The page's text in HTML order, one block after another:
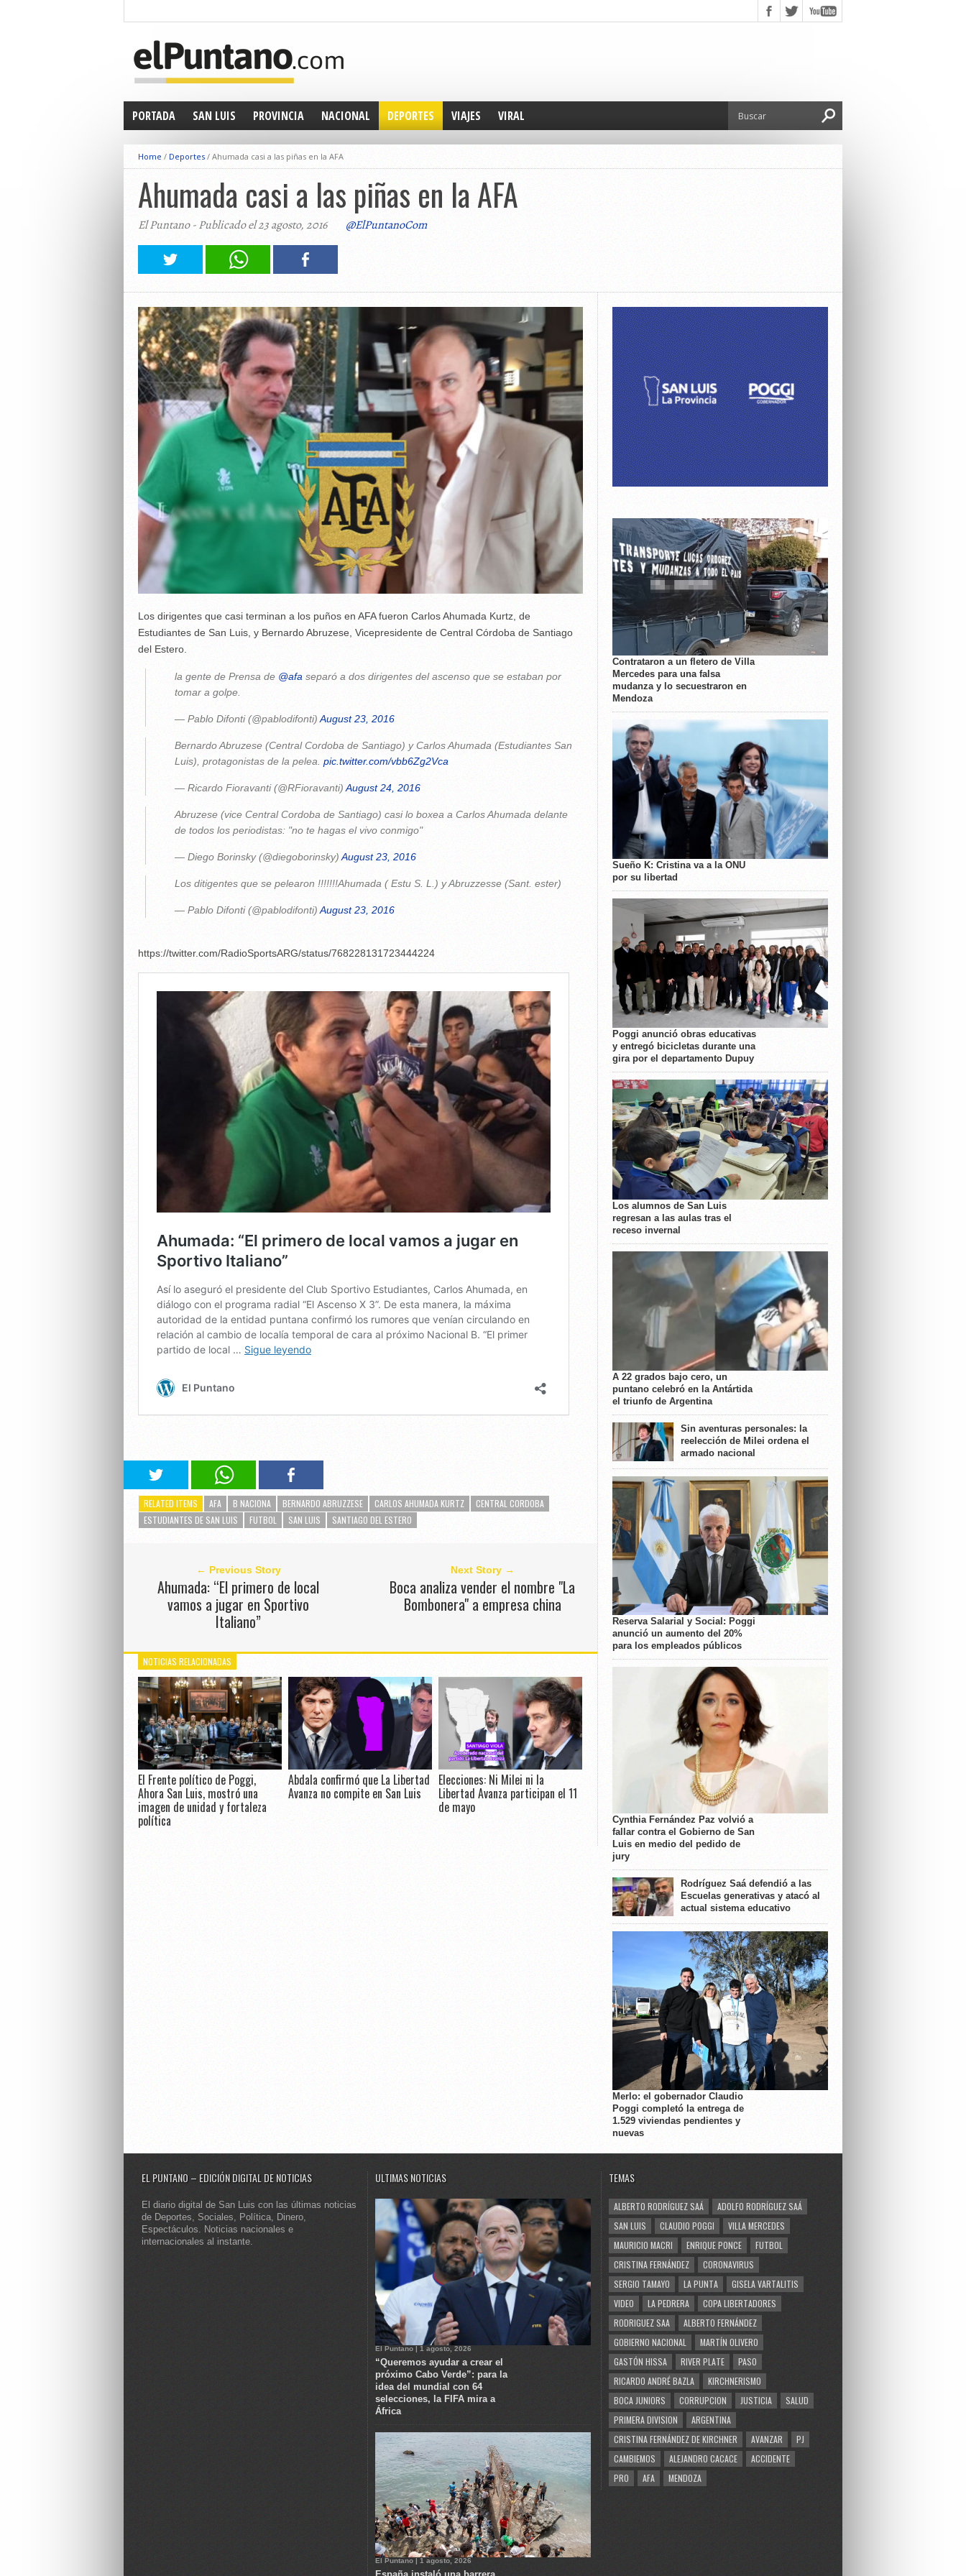
PORTADA SAN LUIS PROVINCIA NACIONAL DEPORTES VIAJES VIRAL
Home / Deportes / Ahumada casi a las piñas en la AFA
Ahumada casi a las piñas en la AFA
El Puntano - Publicado el 23 agosto, 2016 @ElPuntanoCom
Los dirigentes que casi terminan a los puños en AFA fueron Carlos Ahumada Kurtz, de
Estudiantes de San Luis, y Bernardo Abruzese, Vicepresidente de Central Córdoba de Santiago
del Estero.
la gente de Prensa de @afaseparó a dos dirigentes del ascenso que se estaban por
tomar a golpe.
— Pablo Difonti (@pablodifonti)August 23, 2016
Bernardo Abruzese (Central Cordoba de Santiago) y Carlos Ahumada (Estudiantes San
Luis), protagonistas de la pelea. pic.twitter.com/vbb6Zg2Vca
— Ricardo Fioravanti (@RFioravanti)August 24, 2016
Abruzese (vice Central Cordoba de Santiago) casi lo boxea a Carlos Ahumada delante
de todos los periodistas: "no te hagas el vivo conmigo"
— Diego Borinsky (@diegoborinsky)August 23, 2016
Los ditigentes que se pelearon !!!!!!!Ahumada ( Estu S. L.) y Abruzzesse (Sant. ester)
— Pablo Difonti (@pablodifonti)August 23, 2016
https://twitter.com/RadioSportsARG/status/768228131723444224
RELATED ITEMS AFA B NACIONA BERNARDO ABRUZZESE CARLOS AHUMADA KURTZ
CENTRAL CORDOBA
ESTUDIANTES DE SAN LUIS
FUTBOL SAN LUIS SANTIAGO DEL ESTERO
← Previous Story
Ahumada: “El primero de local
vamos a jugar en Sportivo
Italiano”
Next Story →
Boca analiza vender el nombre "La
Bombonera" a empresa china
NOTICIAS RELACIONADAS
El Frente político de Poggi,
Ahora San Luis, mostró una
imagen de unidad y fortaleza
política
Abdala confirmó que La Libertad
Avanza no compite en San Luis
Elecciones: Ni Milei ni la
Libertad Avanza participan el 11
de mayo
Contrataron a un fletero de Villa
Mercedes para una falsa
mudanza y lo secuestraron en
Mendoza
Sueño K: Cristina va a la ONU
por su libertad
Poggi anunció obras educativas
y entregó bicicletas durante una
gira por el departamento Dupuy
Los alumnos de San Luis
regresan a las aulas tras el
receso invernal
A 22 grados bajo cero, un
puntano celebró en la Antártida
el triunfo de Argentina
Sin aventuras personales: la
reelección de Milei ordena el
armado nacional
Reserva Salarial y Social: Poggi
anunció un aumento del 20%
para los empleados públicos
Cynthia Fernández Paz volvió a
fallar contra el Gobierno de San
Luis en medio del pedido de
jury
Rodríguez Saá defendió a las
Escuelas generativas y atacó al
actual sistema educativo
Merlo: el gobernador Claudio
Poggi completó la entrega de
1.529 viviendas pendientes y
nuevas
EL PUNTANO – EDICIÓN DIGITAL DE NOTICIAS
El diario digital de San Luis con las últimas noticias
de Deportes, Sociales, Política, Dinero,
Espectáculos. Noticias nacionales e
internacionales al instante.
ULTIMAS NOTICIAS
El Puntano | 1 agosto, 2026
“Queremos ayudar a crear el
próximo Cabo Verde”: para la
idea del mundial con 64
selecciones, la FIFA mira a
África
El Puntano | 1 agosto, 2026
TEMAS
ALBERTO RODRÍGUEZ SAÁ
ADOLFO RODRÍGUEZ SAÁ
SAN LUIS
CLAUDIO POGGI
VILLA MERCEDES
MAURICIO MACRI
ENRIQUE PONCE
FUTBOL
CRISTINA FERNÁNDEZ
CORONAVIRUS
SERGIO TAMAYO
LA PUNTA
GISELA VARTALITIS
VIDEO
LA PEDRERA
COPA LIBERTADORES
RODRIGUEZ SAA
ALBERTO FERNÁNDEZ
GOBIERNO NACIONAL
MARTÍN OLIVERO
GASTÓN HISSA
RIVER PLATE
PASO
RICARDO ANDRÉ BAZLA
KIRCHNERISMO
BOCA JUNIORS
CORRUPCION JUSTICIA
SALUD
PRIMERA DIVISION
ARGENTINA
CRISTINA FERNÁNDEZ DE KIRCHNER
AVANZAR
PJ
CAMBIEMOS
ALEJANDRO CACACE
ACCIDENTE
PRO
AFA MENDOZA